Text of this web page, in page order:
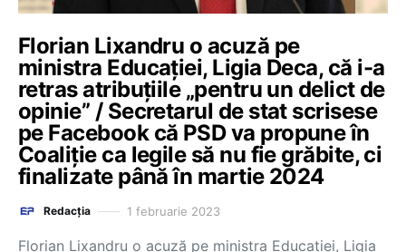
Florian Lixandru o acuză pe
ministra Educației, Ligia Deca, că i-a
retras atribuțiile „pentru un delict de
opinie” / Secretarul de stat scrisese
pe Facebook că PSD va propune în
Coaliție ca legile să nu fie grăbite, ci
finalizate până în martie 2024
Redacția 1 februarie 2023
Florian Lixandru o acuză pe ministra Educației, Ligia